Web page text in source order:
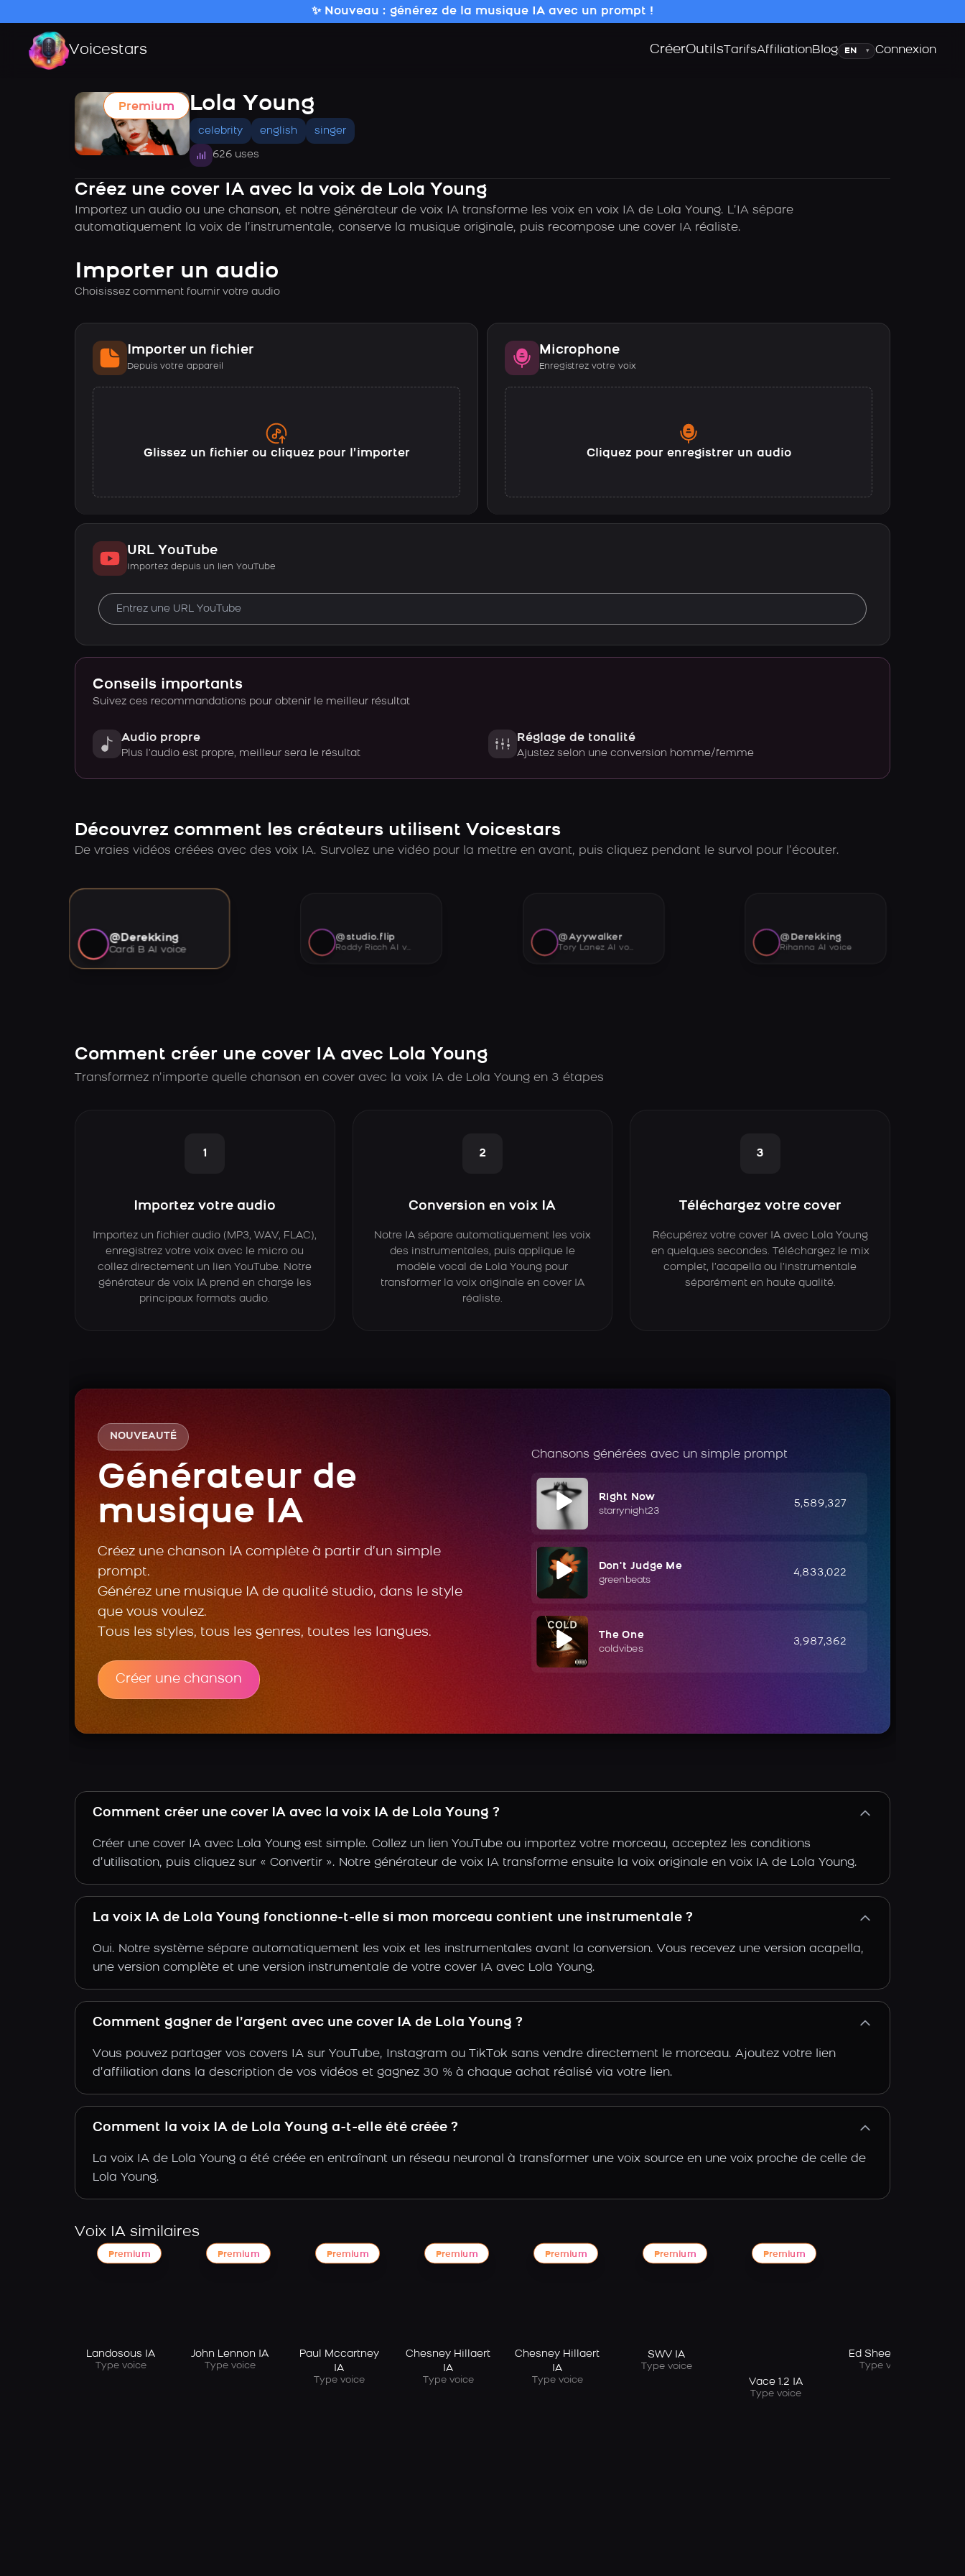
✨ Nouveau : générez de la musique IA avec un prompt !
Voicestars CréerOutils TarifsAffiliationBlogLangue
▾ Connexion
Premium Lola Young
celebrity english singer
626 uses
Créez une cover IA avec la voix de Lola Young
Importez un audio ou une chanson, et notre générateur de voix IA transforme les voix en voix IA de Lola Young. L’IA sépare
automatiquement la voix de l’instrumentale, conserve la musique originale, puis recompose une cover IA réaliste.
Importer un audio
Choisissez comment fournir votre audio
Importer un fichier
Depuis votre appareil
Glissez un fichier ou cliquez pour l’importer
Microphone
Enregistrez votre voix
Cliquez pour enregistrer un audio
URL YouTube
Importez depuis un lien YouTube
Conseils importants
Suivez ces recommandations pour obtenir le meilleur résultat
Audio propre
Plus l’audio est propre, meilleur sera le résultat
Réglage de tonalité
Ajustez selon une conversion homme/femme
Découvrez comment les créateurs utilisent Voicestars
De vraies vidéos créées avec des voix IA. Survolez une vidéo pour la mettre en avant, puis cliquez pendant le survol pour l’écouter.
@Derekking
Cardi B AI voice
@studio.flip
Roddy Ricch AI voice
@Ayywalker
Tory Lanez AI voice
@Derekking
Rihanna AI voice
Comment créer une cover IA avec Lola Young
Transformez n’importe quelle chanson en cover avec la voix IA de Lola Young en 3 étapes
1
Importez votre audio
Importez un fichier audio (MP3, WAV, FLAC),
enregistrez votre voix avec le micro ou
collez directement un lien YouTube. Notre
générateur de voix IA prend en charge les
principaux formats audio.
2
Conversion en voix IA
Notre IA sépare automatiquement les voix
des instrumentales, puis applique le
modèle vocal de Lola Young pour
transformer la voix originale en cover IA
réaliste.
3
Téléchargez votre cover
Récupérez votre cover IA avec Lola Young
en quelques secondes. Téléchargez le mix
complet, l’acapella ou l’instrumentale
séparément en haute qualité.
NOUVEAUTÉ
Générateur de
musique IA
Créez une chanson IA complète à partir d’un simple
prompt.
Générez une musique IA de qualité studio, dans le style
que vous voulez.
Tous les styles, tous les genres, toutes les langues.
Créer une chanson
Chansons générées avec un simple prompt
Right Now
starrynight23
5,589,327
Don't Judge Me
greenbeats
4,833,022
The One
coldvibes
3,987,362
Comment créer une cover IA avec la voix IA de Lola Young ?
Créer une cover IA avec Lola Young est simple. Collez un lien YouTube ou importez votre morceau, acceptez les conditions
d’utilisation, puis cliquez sur « Convertir ». Notre générateur de voix IA transforme ensuite la voix originale en voix IA de Lola Young.
La voix IA de Lola Young fonctionne-t-elle si mon morceau contient une instrumentale ?
Oui. Notre système sépare automatiquement les voix et les instrumentales avant la conversion. Vous recevez une version acapella,
une version complète et une version instrumentale de votre cover IA avec Lola Young.
Comment gagner de l’argent avec une cover IA de Lola Young ?
Vous pouvez partager vos covers IA sur YouTube, Instagram ou TikTok sans vendre directement le morceau. Ajoutez votre lien
d’affiliation dans la description de vos vidéos et gagnez 30 % à chaque achat réalisé via votre lien.
Comment la voix IA de Lola Young a-t-elle été créée ?
La voix IA de Lola Young a été créée en entraînant un réseau neuronal à transformer une voix source en une voix proche de celle de
Lola Young.
Voix IA similaires
Premium
Landosous IA
Type voice
Premium
John Lennon IA
Type voice
Premium
Paul Mccartney
IA
Type voice
Premium
Chesney Hillaert
IA
Type voice
Premium
Chesney Hillaert
IA
Type voice
Premium
SWV IA
Type voice
Premium
Vace 1.2 IA
Type voice
Ed Sheeran IA
Type voice